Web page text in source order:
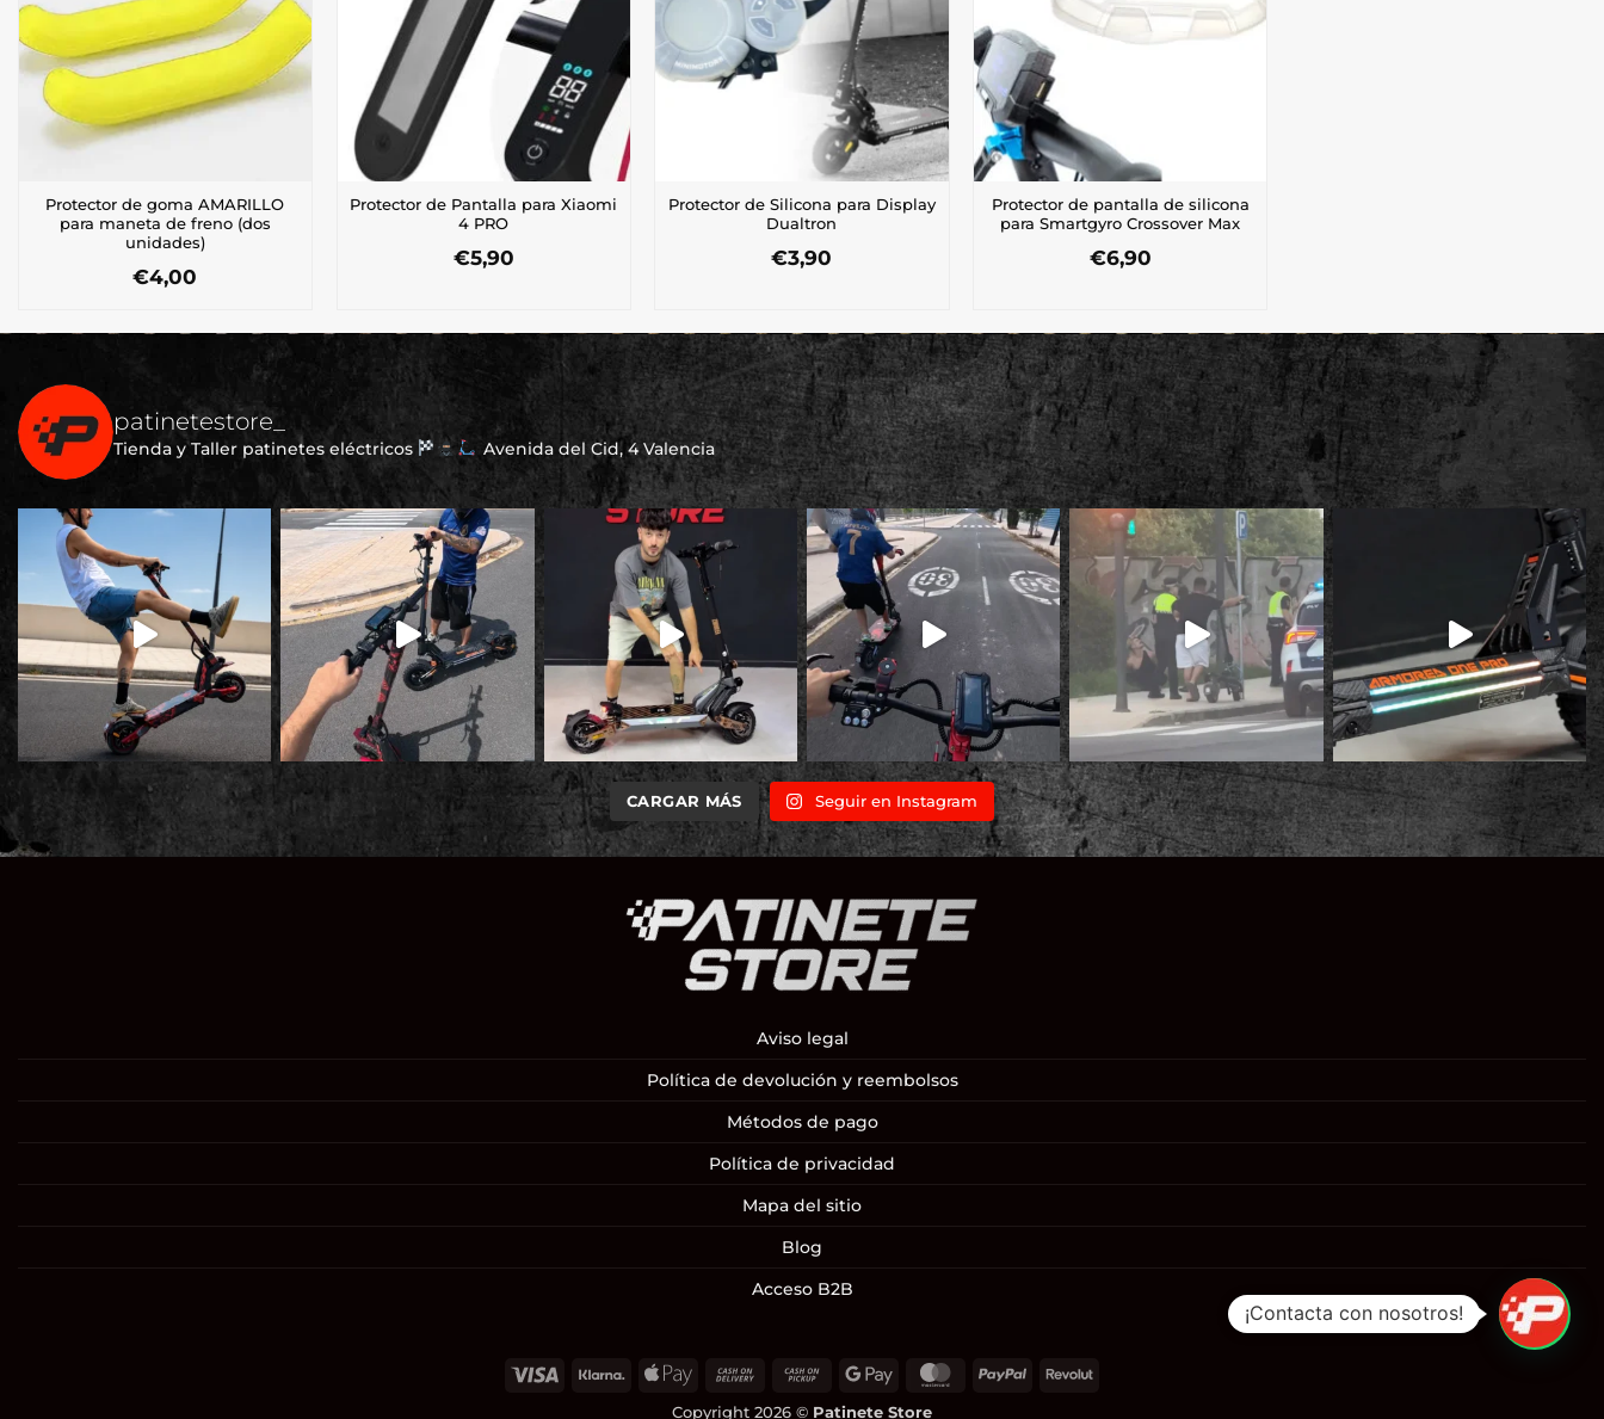
Protector de goma AMARILLO
para maneta de freno (dos
unidades)
€4,00
Protector de Pantalla para Xiaomi
4 PRO
€5,90
Protector de Silicona para Display
Dualtron
€3,90
Protector de pantalla de silicona
para Smartgyro Crossover Max
€6,90
patinetestore_
Tienda y Taller patinetes eléctricos Avenida del Cid, 4 Valencia
CARGAR MÁS Seguir en Instagram
Aviso legal
Política de devolución y reembolsos
Métodos de pago
Política de privacidad
Mapa del sitio
Blog
Acceso B2B
Visa Klarna
Apple
Cash
Cash
Google
MasterCardPayPal Revolut
Copyright 2026 © Patinete Store
¡Contacta con nosotros!